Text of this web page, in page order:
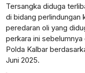
Tersangka diduga
di bidang perlindungan
peredaran oli yang
perkara ini
Polda Kalbar
Juni 2025.